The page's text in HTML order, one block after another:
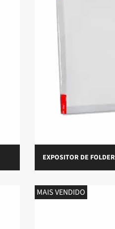
EXPOSITOR DE FOLDER
MAIS VENDIDO